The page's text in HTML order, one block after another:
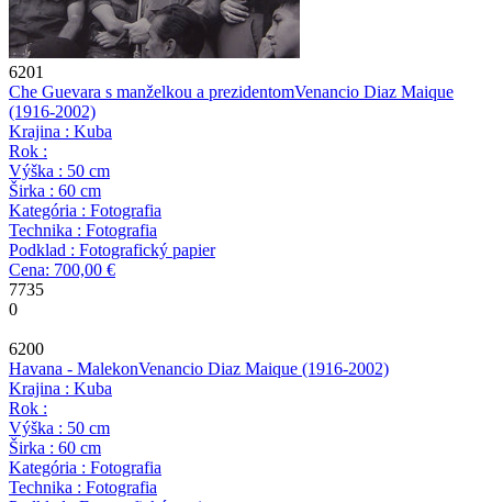
6201
Che Guevara s manželkou a prezidentomVenancio Diaz Maique
(1916-2002)
Krajina : Kuba
Rok :
Výška : 50 cm
Širka : 60 cm
Kategória : Fotografia
Technika : Fotografia
Podklad : Fotografický papier
Cena: 700,00 €
7735
0
6200
Havana - MalekonVenancio Diaz Maique (1916-2002)
Krajina : Kuba
Rok :
Výška : 50 cm
Širka : 60 cm
Kategória : Fotografia
Technika : Fotografia